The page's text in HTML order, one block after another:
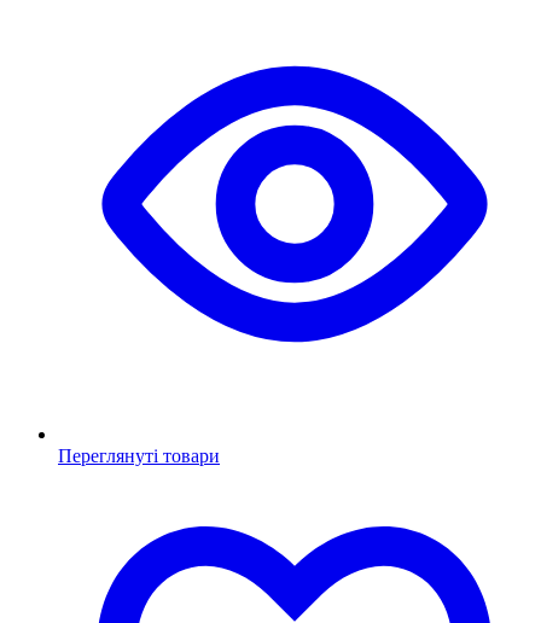
Переглянуті товари